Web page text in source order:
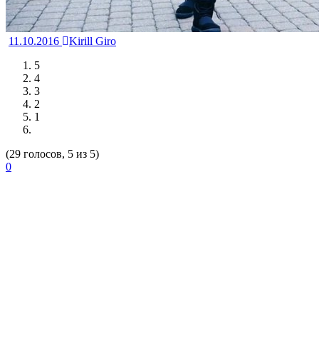
11.10.2016
Kirill Giro
5
4
3
2
1
(29 голосов, 5 из 5)
0